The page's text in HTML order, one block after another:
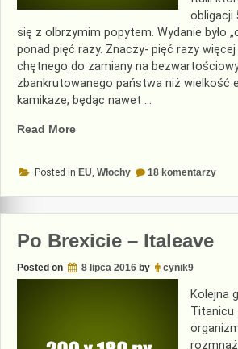
obligacji
się z olbrzymim popytem. Wydanie było
ponad pięć razy. Znaczy- pięć razy więcej
chętnego do zamiany na
zbankrutowanego państwa niż wielkość
kamikaze, będąc nawet …
Read More„Obligacje
rogiem”
Posted in EU, Włochy 18 komentarzydo
Po Brexicie – Italeave
Posted on 8 lipca 2016 by cynik9
Kolejna
Titanicu